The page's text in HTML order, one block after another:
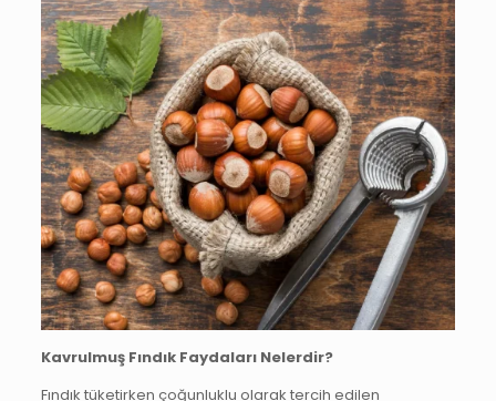
Kavrulmuş Fındık Faydaları Nelerdir?
Fındık tüketirken çoğunluklu olarak tercih edilen